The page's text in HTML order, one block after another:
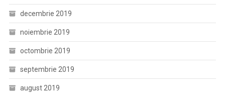
decembrie 2019
noiembrie 2019
octombrie 2019
septembrie 2019
august 2019